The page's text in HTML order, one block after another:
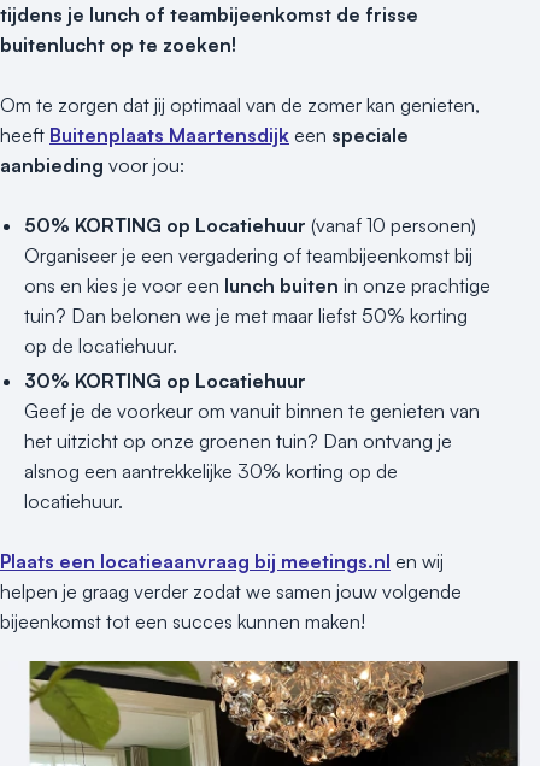
tijdens je lunch of teambijeenkomst de frisse
buitenlucht op te zoeken!
Om te zorgen dat jij optimaal van de zomer kan genieten,
heeft Buitenplaats Maartensdijk een speciale
aanbieding voor jou:
50% KORTING op Locatiehuur (vanaf 10 personen)
Organiseer je een vergadering of teambijeenkomst bij
ons en kies je voor een lunch buiten in onze prachtige
tuin? Dan belonen we je met maar liefst 50% korting
op de locatiehuur.
30% KORTING op Locatiehuur
Geef je de voorkeur om vanuit binnen te genieten van
het uitzicht op onze groenen tuin? Dan ontvang je
alsnog een aantrekkelijke 30% korting op de
locatiehuur.
Plaats een locatieaanvraag bij meetings.nl en wij
helpen je graag verder zodat we samen jouw volgende
bijeenkomst tot een succes kunnen maken!